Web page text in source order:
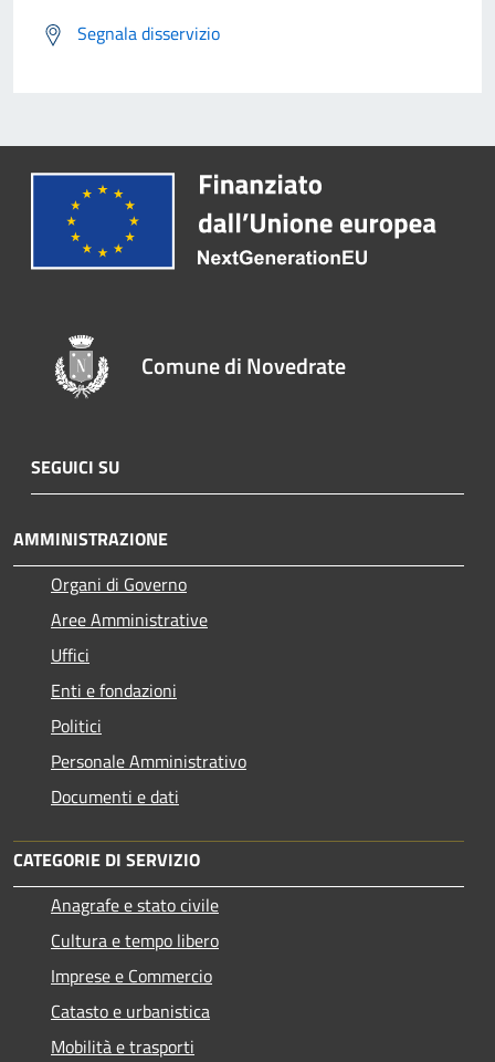
Segnala disservizio
Comune di Novedrate
SEGUICI SU
AMMINISTRAZIONE
Organi di Governo
Aree Amministrative
Uffici
Enti e fondazioni
Politici
Personale Amministrativo
Documenti e dati
CATEGORIE DI SERVIZIO
Anagrafe e stato civile
Cultura e tempo libero
Imprese e Commercio
Catasto e urbanistica
Mobilità e trasporti